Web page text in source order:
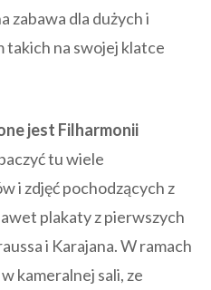
zabawa dla dużych i
takich na swojej klatce
jest Filharmonii
tu wiele
i zdjęć pochodzących z
plakaty z pierwszych
i Karajana. W ramach
kameralnej sali, ze